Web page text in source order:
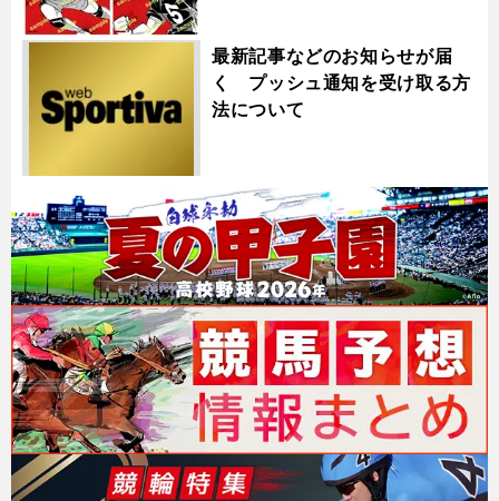
最新記事などのお知らせが届
く プッシュ通知を受け取る方
法について